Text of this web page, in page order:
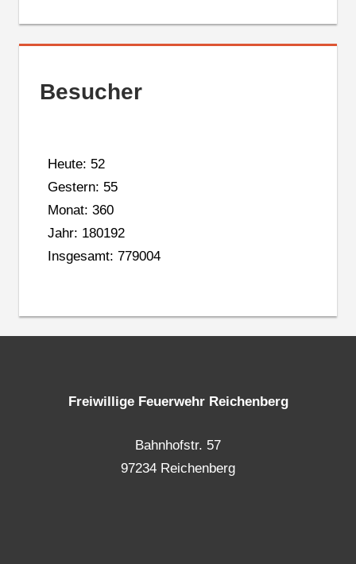
Besucher
Heute: 52
Gestern: 55
Monat: 360
Jahr: 180192
Insgesamt: 779004
Freiwillige Feuerwehr Reichenberg
Bahnhofstr. 57
97234 Reichenberg